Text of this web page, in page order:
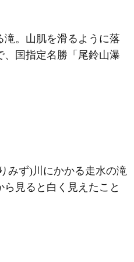
。山肌を滑るように落
、国指定名勝「尾鈴山瀑
みず)川にかかる走水の滝
見ると白く見えたこと